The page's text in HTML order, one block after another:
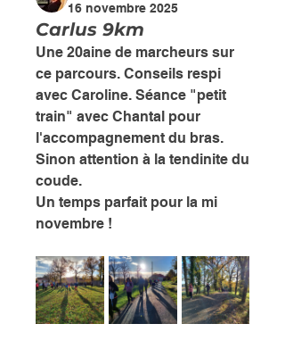
16 novembre 2025
Carlus 9km
Une 20aine de marcheurs sur
ce parcours. Conseils respi
avec Caroline. Séance "petit
train" avec Chantal pour
l'accompagnement du bras.
Sinon attention à la tendinite du
coude.
Un temps parfait pour la mi
novembre !